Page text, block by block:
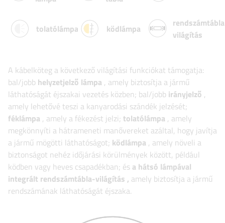
tolatólámpa ködlámpa
rendszámtábla
világítás
A kábelköteg a következő világítási funkciókat támogatja:
bal/jobb helyzetjelző lámpa , amely biztosítja a jármű
láthatóságát éjszakai vezetés közben; bal/jobb irányjelző ,
amely lehetővé teszi a kanyarodási szándék jelzését;
féklámpa , amely a fékezést jelzi; tolatólámpa , amely
megkönnyíti a hátrameneti manővereket azáltal, hogy javítja
a jármű mögötti láthatóságot; ködlámpa , amely növeli a
biztonságot nehéz időjárási körülmények között, például
ködben vagy heves csapadékban; és a hátsó lámpával
integrált rendszámtábla-világítás , amely biztosítja a jármű
rendszámának láthatóságát éjszaka.